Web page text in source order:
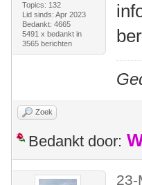
Topics: 132
Lid sinds: Apr 2023
Bedankt: 4665
5491 x bedankt in
3565 berichten
Zoek
Bedankt door:
23-